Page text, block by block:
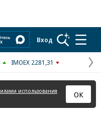
Вход
IMOEX 2281,31
использования
ОК